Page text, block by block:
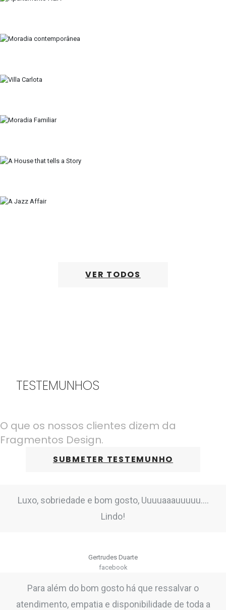
VER TODOS
TESTEMUNHOS
O que os nossos clientes dizem da
Fragmentos Design.
SUBMETER TESTEMUNHO
Luxo, sobriedade e bom gosto, Uuuuaaauuuuu....
Lindo!
Gertrudes Duarte
facebook
Para além do bom gosto há que ressalvar o
atendimento, empatia e disponibilidade de toda a